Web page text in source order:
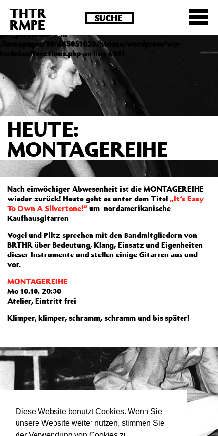
Diese Website benutzt Cookies. Wenn Sie
unsere Website weiter nutzen, stimmen Sie
Deprecated : Die Funktion post_permalink ist seit
Version 4.4.0 veraltet! Verwende stattdessen
get_permalink(). in
/homepages/10/d43051023/htdocs/wordpress/wp-
includes/functions.phpon line6031
THTR
RMPE
HEUTE:
MONTAGEREIHE
Nach einwöchiger Abwesenheit ist die MONTAGEREIHE
wieder zurück! Heute geht es unter dem Titel „It´s Easy
To Own A Silvertone!“ um nordamerikanische
Kaufhausgitarren
Vogel und Piltz sprechen mit den Bandmitgliedern von
BRTHR über Bedeutung, Klang, Einsatz und Eigenheiten
dieser Instrumente und stellen einige Gitarren aus und
vor.
MONTAGEREIHE
Mo 10.10. 20:30
Atelier, Eintritt frei
Klimper, klimper, schramm, schramm und bis später!